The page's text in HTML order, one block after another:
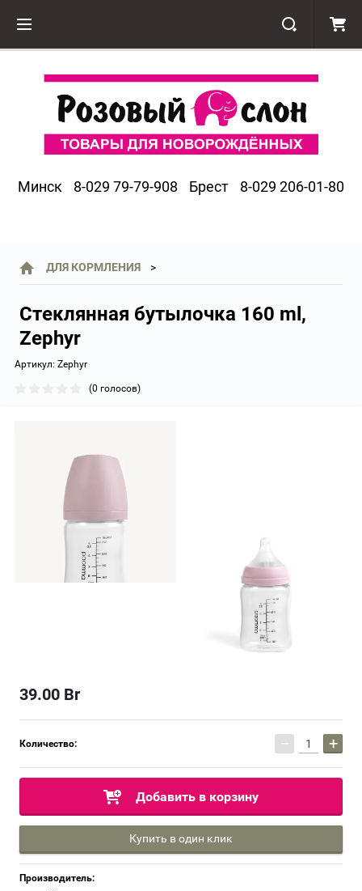
Минск 8-029 79-79-908 Брест 8-029 206-01-80
ДЛЯ КОРМЛЕНИЯ
Стеклянная бутылочка 160 ml,
Zephyr
Артикул: Zephyr
(0 голосов)
39.00 Br
Количество: − +
Добавить в корзину
Купить в один клик
Производитель: